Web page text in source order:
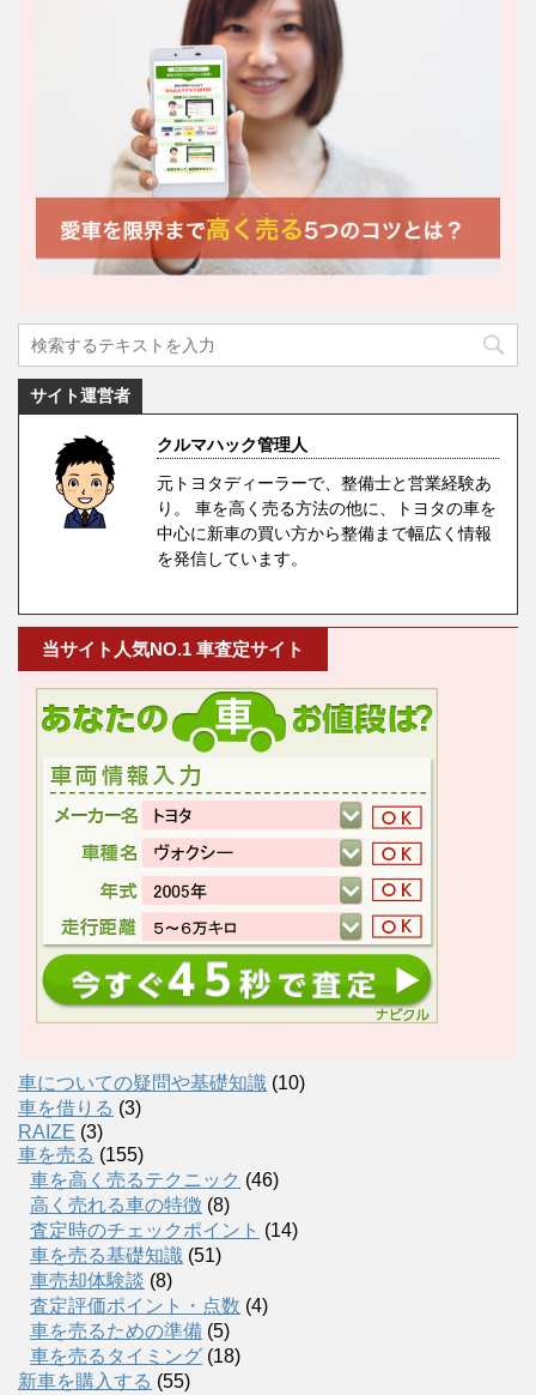
サイト運営者
クルマハック管理人
元トヨタディーラーで、整備士と営業経験あ
り。 車を高く売る方法の他に、トヨタの車を
中心に新車の買い方から整備まで幅広く情報
を発信しています。
当サイト人気NO.1 車査定サイト
車についての疑問や基礎知識 (10)
車を借りる (3)
RAIZE (3)
車を売る (155)
車を高く売るテクニック (46)
高く売れる車の特徴 (8)
査定時のチェックポイント (14)
車を売る基礎知識 (51)
車売却体験談 (8)
査定評価ポイント・点数 (4)
車を売るための準備 (5)
車を売るタイミング (18)
新車を購入する (55)